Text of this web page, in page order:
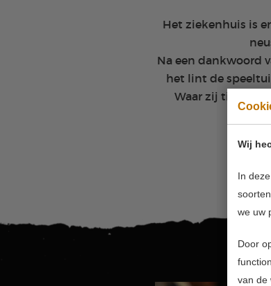
Wij
In
we uw
Door
van de
Het ziekenhuis is
Na een dankwoord
het lint de
Waar zij tijdens